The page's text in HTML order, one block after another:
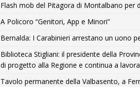
Flash mob del Pitagora di Montalbano
A Policoro “Genitori, App e Minori”
Bernalda: I Carabinieri arrestano un uono
Biblioteca Stigliani: il presidente della
di progetto alla Regione e continua a
Tavolo permanente della Valbasento, a